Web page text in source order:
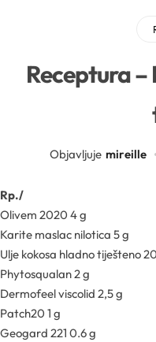
Receptura –
Objavljuje mireille
Rp./
Olivem 2020 4 g
Karite maslac nilotica 5 g
Ulje kokosa hladno tiješteno
Phytosqualan 2 g
Dermofeel viscolid 2,5 g
Patch20 1 g
Geogard 221 0.6 g
Aktivne kozmetičke
Biljna ulja
Boje
Cink
Airless boce
Boce za pjenu
Kapalice
Mireille Loyalty
Pregledaj epizode
YouTube
Pridruži se Mentorskom
Sirovine
Recepture
Radionice
Uvjeti sudjelovanja na